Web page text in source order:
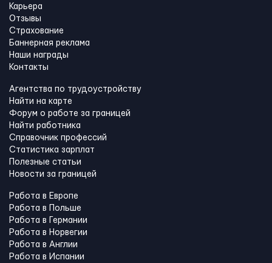
Карьера
Отзывы
Страхование
Баннерная реклама
Наши награды
Контакты
Агентства по трудоустройству
Найти на карте
Форум о работе за границей
Найти работника
Справочник профессий
Статистика зарплат
Полезные статьи
Новости за границей
Работа в Европе
Работа в Польше
Работа в Германии
Работа в Норвегии
Работа в Англии
Работа в Испании